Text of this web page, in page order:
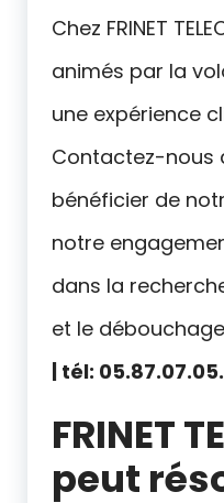
Chez FRINET
animés par la
une expérience
Contactez-nous
bénéficier de
notre
dans la
et le
| tél:
FRINET
peut